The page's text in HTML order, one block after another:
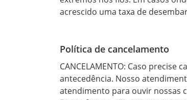
Política de cancelamento
CANCELAMENTO: Caso
antecedência. Nosso
atendimento para ouvir nossas